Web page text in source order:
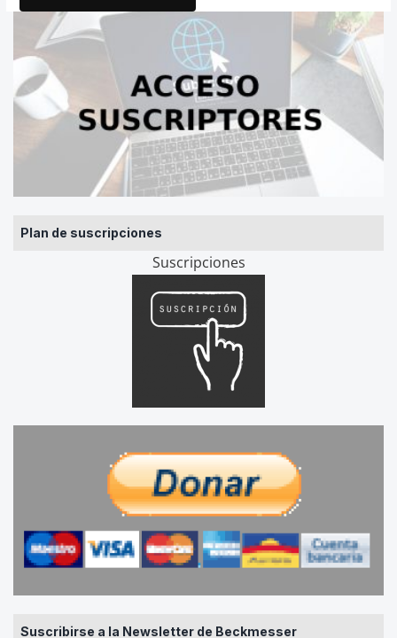
Plan de suscripciones
Suscripciones
Suscribirse a la Newsletter de Beckmesser